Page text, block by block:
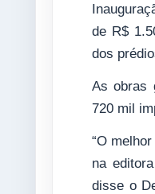
de R$
dos
As obras
720 mil
“O
na
disse o